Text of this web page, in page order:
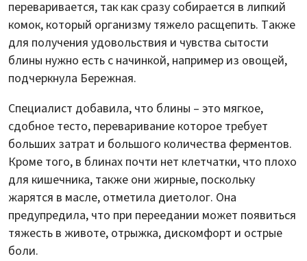
переваривается, так как сразу собирается в липкий
комок, который организму тяжело расщепить. Также
для получения удовольствия и чувства сытости
блины нужно есть с начинкой, например из овощей,
подчеркнула Бережная.
Специалист добавила, что блины – это мягкое,
сдобное тесто, переваривание которое требует
больших затрат и большого количества ферментов.
Кроме того, в блинах почти нет клетчатки, что плохо
для кишечника, также они жирные, поскольку
жарятся в масле, отметила диетолог. Она
предупредила, что при переедании может появиться
тяжесть в животе, отрыжка, дискомфорт и острые
боли.